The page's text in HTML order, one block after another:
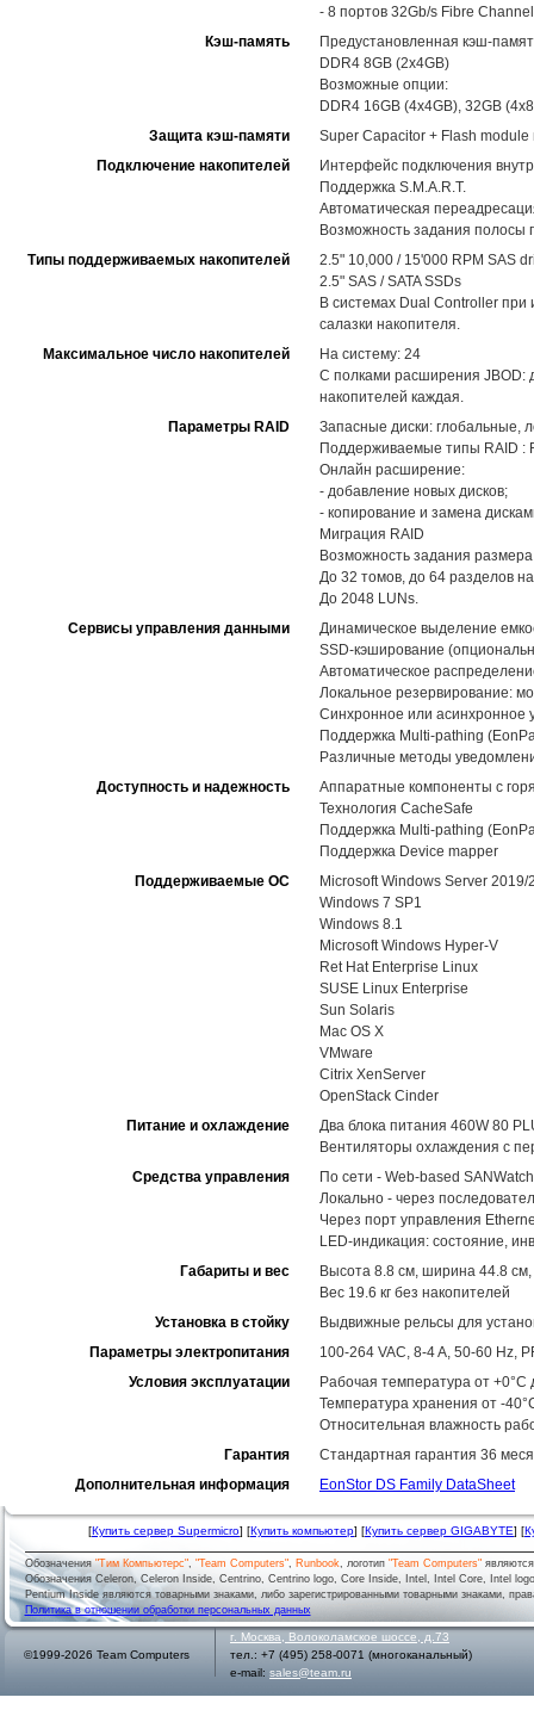
- 8 портов 32Gb/s Fibre
Кэш-память
Предустановленная кэш-
DDR4 8GB (2x4GB)
Возможные опции:
DDR4 16GB (4x4GB), 32GB
Защита кэш-памяти
Super Capacitor + Flash
Подключение накопителей
Интерфейс подключения
Поддержка S.M.A.R.T.
Автоматическая
Возможность задания полосы
Типы поддерживаемых накопителей
2.5" 10,000 / 15'000 RPM SAS
2.5" SAS / SATA SSDs
В системах Dual Controller при
салазки накопителя.
Максимальное число накопителей
На систему: 24
С полками расширения JBOD:
накопителей каждая.
Параметры RAID
Запасные диски: глобальные,
Поддерживаемые типы RAID :
Онлайн расширение:
- добавление новых дисков;
- копирование и замена
Миграция RAID
Возможность задания
До 32 томов, до 64 разделов
До 2048 LUNs.
Сервисы управления данными
Динамическое выделение
SSD-кэширование
Автоматическое
Локальное резервирование:
Синхронное или асинхронное
Поддержка Multi-pathing
Различные методы
Доступность и надежность
Аппаратные компоненты с
Технология CacheSafe
Поддержка Multi-pathing
Поддержка Device mapper
Поддерживаемые ОС
Microsoft Windows Server
Windows 7 SP1
Windows 8.1
Microsoft Windows Hyper-V
Ret Hat Enterprise Linux
SUSE Linux Enterprise
Sun Solaris
Mac OS X
VMware
Citrix XenServer
OpenStack Cinder
Питание и охлаждение
Два блока питания 460W 80
Вентиляторы охлаждения с
Средства управления
По сети - Web-based
Локально - через
Через порт управления
LED-индикация: состояние,
Габариты и вес
Высота 8.8 см, ширина 44.8 см,
Вес 19.6 кг без накопителей
Установка в стойку
Выдвижные рельсы для
Параметры электропитания
100-264 VAC, 8-4 A, 50-60 Hz,
Условия эксплуатации
Рабочая температура от +0°C
Температура хранения от -
Относительная влажность
Гарантия
Стандартная гарантия 36
Дополнительная информация
EonStor DS Family DataSheet
[Купить сервер Supermicro] [Купить компьютер] [Купить сервер GIGABYTE] [
Обозначения"Тим Компьютерс", "Team Computers", Runbook, логотип "Team Computers"
Обозначения Celeron, Celeron Inside, Centrino, Centrino logo, Core Inside, Intel, Intel Core, Intel
Pentium Inside являются товарными знаками, либо зарегистрированными товарными знаками,
Политика в отношении обработки персональных данных
©1999-2026 Team Computers
г. Москва
Волоколамское шоссе, д.73
тел.: +7 (495) 258-0071 (многоканальный)
e-mail: sales@team.ru